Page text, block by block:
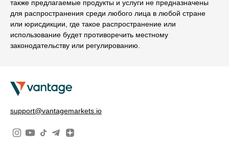
также предлагаемые продукты и услуги не предназначены
для распространения среди любого лица в любой стране
или юрисдикции, где такое распространение или
использование будет противоречить местному
законодательству или регулированию.
support@vantagemarkets.io